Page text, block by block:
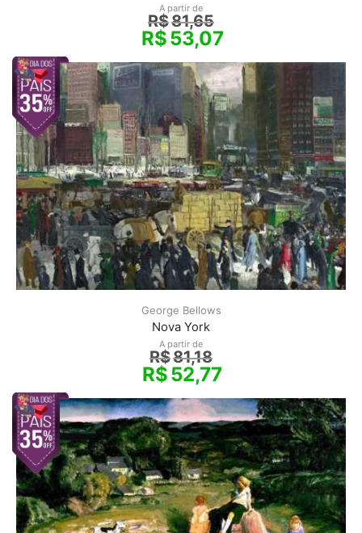
A partir de
R$81,65
R$53,07
George Bellows
Nova York
A partir de
R$81,18
R$52,77